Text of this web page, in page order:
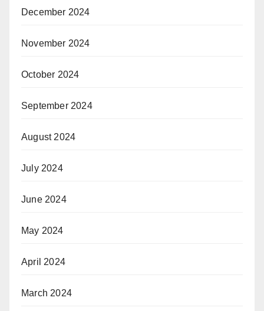
December 2024
November 2024
October 2024
September 2024
August 2024
July 2024
June 2024
May 2024
April 2024
March 2024